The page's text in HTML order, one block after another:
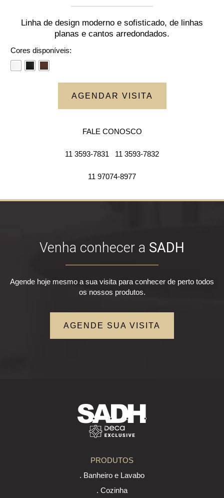
Linha de design moderno e sofisticado, de linhas
planas e cantos arredondados.
Cores disponíveis:
AGENDAR VISITA
FALE CONOSCO
11 3593-7831 11 3593-7832
11 97074-8977
Venha conhecer a SADH
Agende hoje mesmo a sua visita para conhecer de perto todos
os nossos produtos.
AGENDE SUA VISITA
PRODUTOS
. Banheiro e Lavabo
. Cozinha